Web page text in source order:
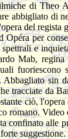
di Theo
abbigliato di
del regista
Opéra per
e
Mab,
fuoriescono
Abbagliato sin
tracciate da
ciò,
romano.
confinato alle
suggestione.